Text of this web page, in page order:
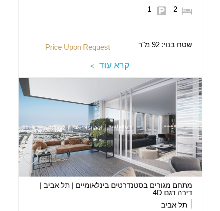
2
1
שטח בנוי:92 מ"ר Price Upon Request
קרא עוד
מתחם מגורים בסטנדרטים בינלאומיים | תל אביב |
דירה דגם 4D
תל אביב